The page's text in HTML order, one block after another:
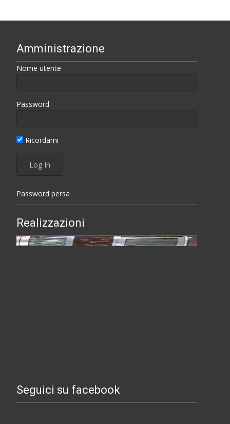
Amministrazione
Nome utente
Password
Ricordami
Password persa
Realizzazioni
Seguici su facebook